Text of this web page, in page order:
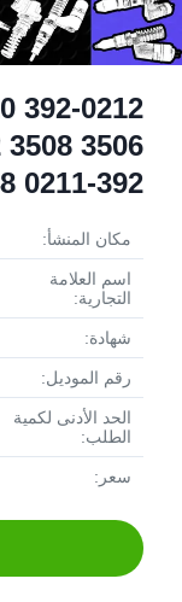
392-0211 20R-0848
مكان المنشأ:
اسم العلامة
التجارية:
شهادة:
رقم الموديل:
الحد الأدنى لكمية
الطلب:
سعر: